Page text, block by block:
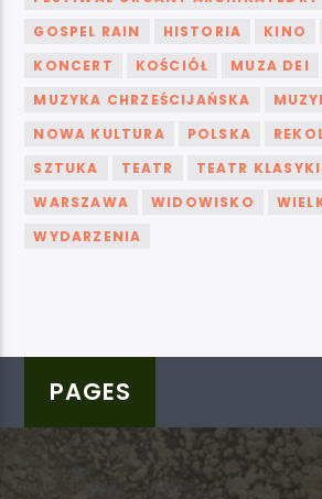
GOSPEL RAIN
HISTORIA KINO
KONCERT
KOŚCIÓŁ MUZA DEI
MUZYKA CHRZEŚCIJAŃSKA
NOWA KULTURA
POLSKA
SZTUKA
TEATR
TEATR
WARSZAWA
WIDOWISKO
WYDARZENIA
PAGES